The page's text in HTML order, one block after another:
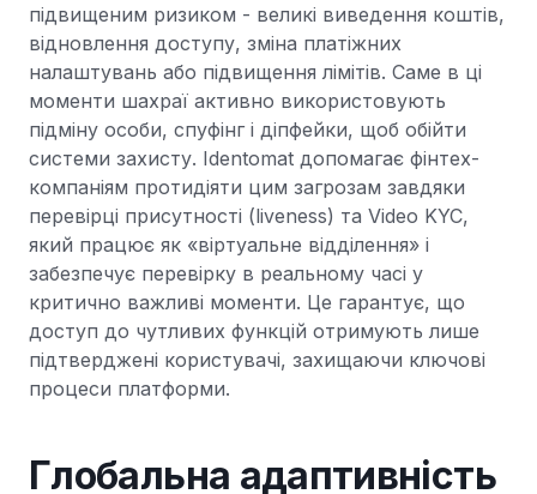
підвищеним ризиком - великі виведення коштів,
відновлення доступу, зміна платіжних
налаштувань або підвищення лімітів. Саме в ці
моменти шахраї активно використовують
підміну особи, спуфінг і діпфейки, щоб обійти
системи захисту. Identomat допомагає фінтех-
компаніям протидіяти цим загрозам завдяки
перевірці присутності (liveness) та Video KYC,
який працює як «віртуальне відділення» і
забезпечує перевірку в реальному часі у
критично важливі моменти. Це гарантує, що
доступ до чутливих функцій отримують лише
підтверджені користувачі, захищаючи ключові
процеси платформи.
Глобальна адаптивність